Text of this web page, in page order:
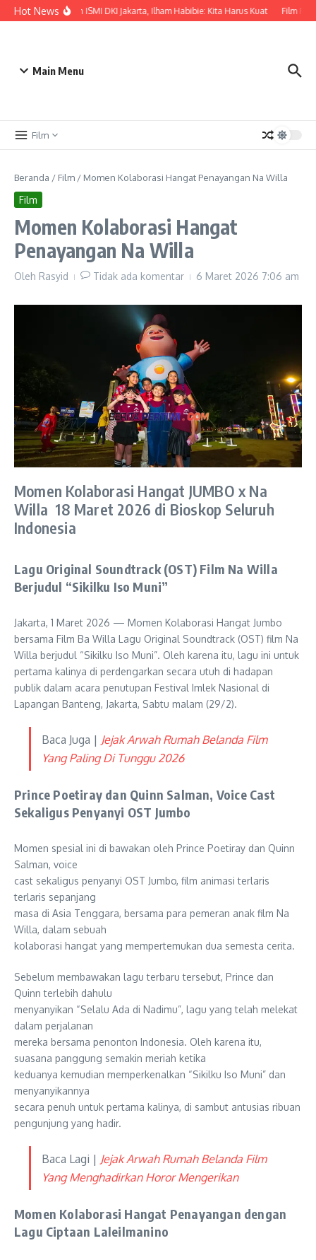
Lewati ke konten
Hot NewsPelantikan ISMI DKI Jakarta, Ilham Habibie: Kita Harus Kuat Film
Main Menu
Film
Beranda / Film / Momen Kolaborasi Hangat Penayangan Na Willa
Film
Momen Kolaborasi Hangat
Penayangan Na Willa
Oleh Rasyid Tidak ada komentar 6 Maret 2026 7:06 am
Momen Kolaborasi Hangat JUMBO x Na
Willa 18 Maret 2026 di Bioskop Seluruh
Indonesia
Lagu Original Soundtrack (OST) Film Na Willa
Berjudul “Sikilku Iso Muni”
Jakarta, 1 Maret 2026 — Momen Kolaborasi Hangat Jumbo
bersama Film Ba Willa Lagu Original Soundtrack (OST) film Na
Willa berjudul “Sikilku Iso Muni”. Oleh karena itu, lagu ini untuk
pertama kalinya di perdengarkan secara utuh di hadapan
publik dalam acara penutupan Festival Imlek Nasional di
Lapangan Banteng, Jakarta, Sabtu malam (29/2).
Baca Juga | Jejak Arwah Rumah Belanda Film
Yang Paling Di Tunggu 2026
Prince Poetiray dan Quinn Salman, Voice Cast
Sekaligus Penyanyi OST Jumbo
Momen spesial ini di bawakan oleh Prince Poetiray dan Quinn
Salman, voice
cast sekaligus penyanyi OST Jumbo, film animasi terlaris
terlaris sepanjang
masa di Asia Tenggara, bersama para pemeran anak film Na
Willa, dalam sebuah
kolaborasi hangat yang mempertemukan dua semesta cerita.
Sebelum membawakan lagu terbaru tersebut, Prince dan
Quinn terlebih dahulu
menyanyikan “Selalu Ada di Nadimu”, lagu yang telah melekat
dalam perjalanan
mereka bersama penonton Indonesia. Oleh karena itu,
suasana panggung semakin meriah ketika
keduanya kemudian memperkenalkan “Sikilku Iso Muni” dan
menyanyikannya
secara penuh untuk pertama kalinya, di sambut antusias ribuan
pengunjung yang hadir.
Baca Lagi | Jejak Arwah Rumah Belanda Film
Yang Menghadirkan Horor Mengerikan
Momen Kolaborasi Hangat Penayangan dengan
Lagu Ciptaan Laleilmanino